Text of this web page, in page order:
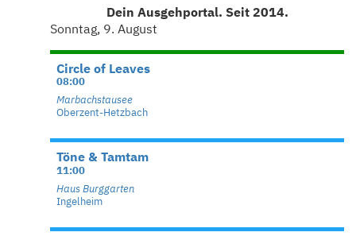
Dein Ausgehportal. Seit 2014.
Sonntag, 9. August
Circle of Leaves
08:00
Marbachstausee
Oberzent-Hetzbach
Töne & Tamtam
11:00
Haus Burggarten
Ingelheim